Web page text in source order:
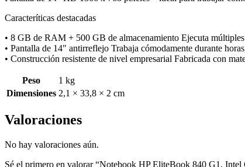
Caracteríticas destacadas
• 8 GB de RAM + 500 GB de almacenamiento Ejecuta
• Pantalla de 14″ antirreflejo Trabaja cómodamente durante
• Construcción resistente de nivel empresarial Fabricada con
Peso
1 kg
Dimensiones 2,1 × 33,8 × 2 cm
Valoraciones
No hay valoraciones aún.
Sé el primero en valorar “Notebook HP EliteBook 840 G1,